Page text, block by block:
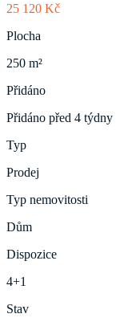
25 120 Kč
Plocha
250 m²
Přidáno
Přidáno před 4 týdny
Typ
Prodej
Typ nemovitosti
Dům
Dispozice
4+1
Stav